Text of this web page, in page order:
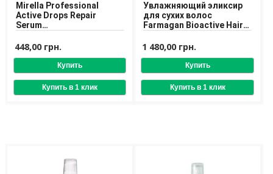
Mirella Professional
Active Drops Repair
Serum
сыворотка для волос
448,00 грн.
Увлажняющий эликсир
для сухих волос
Farmagan Bioactive Hair
1 480,00 грн.